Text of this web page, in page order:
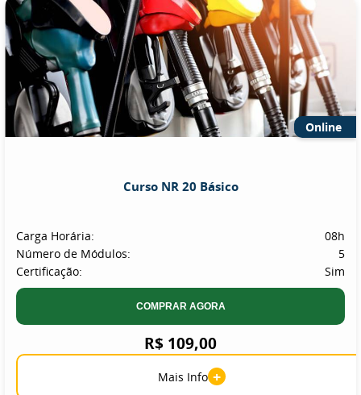
Online
Curso NR 20 Básico
Carga Horária:
08h
Número de Módulos:
5
Certificação:
Sim
COMPRAR AGORA
R$ 109,00
Mais Info +